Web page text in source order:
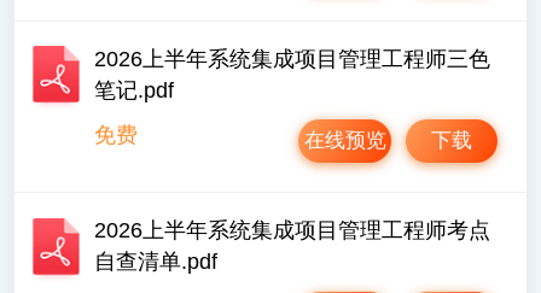
2026上半年系统集成项目管理工程师三色
笔记.pdf
免费
下载
在线预览
2026上半年系统集成项目管理工程师考点
自查清单.pdf